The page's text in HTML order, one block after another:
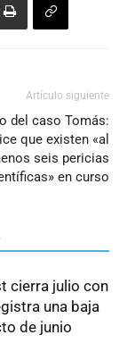
Artículo siguiente
del caso Tomás:
que existen «al
seis pericias
en curso
cierra julio con
una baja
de junio